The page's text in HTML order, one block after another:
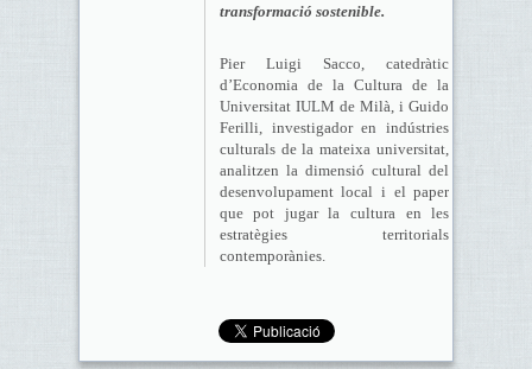
transformació sostenible.
Pier Luigi Sacco, catedràtic
d’Economia de la Cultura de la
Universitat IULM de Milà, i Guido
Ferilli, investigador en indústries
culturals de la mateixa universitat,
analitzen la dimensió cultural del
desenvolupament local i el paper
que pot jugar la cultura en les
estratègies territorials
contemporànies.